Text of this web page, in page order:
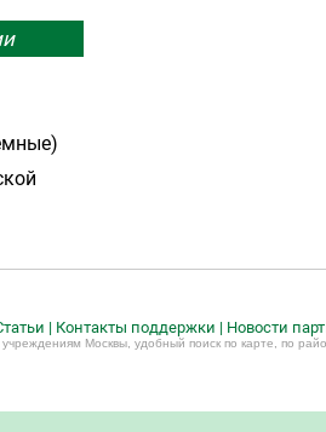
| Контакты поддержки | Новости
Москвы, удобный поиск по карте, по